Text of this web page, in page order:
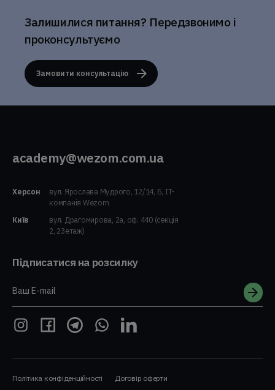
Залишилися питання? Передзвонимо і
проконсультуємо
Замовити консультацію
academy@wezom.com.ua
Херсон
вул. Ярослава Мудрого, 12/14, Б, IT-
компанія Wezom
Київ
вул. Драгомирова, 2а, оф. 440 (секція
2, 23етаж)
Підписатися на розсилку
Ваш E-mail
Політика конфіденційності Договір оферти